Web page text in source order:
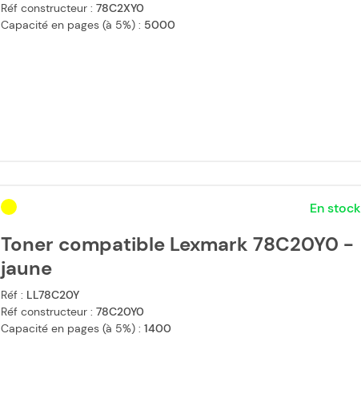
Réf constructeur : 78C2XY0
Capacité en pages (à 5%) : 5000
En stock
Toner compatible Lexmark 78C20Y0 -
jaune
Réf : LL78C20Y
Réf constructeur : 78C20Y0
Capacité en pages (à 5%) : 1400